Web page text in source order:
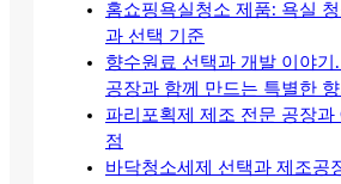
홈쇼핑욕실청소 제품: 욕실
과 선택 기준
향수원료 선택과 개발 이야기
공장과 함께 만드는 특별한
파리포획제 제조 전문 공장
점
바닥청소세제 선택과 제조공